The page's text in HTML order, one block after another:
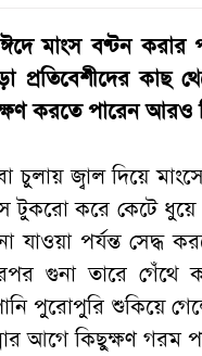
মাংস বণ্টন করার
প্রতিবেশীদের কাছ
করতে পারেন আরও
চুলায় জ্বাল দিয়ে
টুকরো করে কেটে
যাওয়া পর্যন্ত সেদ্ধ
গুনা তারে গেঁথে
পুরোপুরি শুকিয়ে
আগে কিছুক্ষণ গরম